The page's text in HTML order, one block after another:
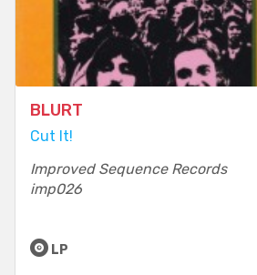
BLURT
Cut It!
Improved Sequence Records
imp026
LP